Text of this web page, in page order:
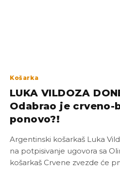
Košarka
LUKA VILDOZA
Odabrao je crveno-
ponovo?!
Argentinski košarkaš Luka
na potpisivanje ugovora sa
košarkaš Crvene zvezde će